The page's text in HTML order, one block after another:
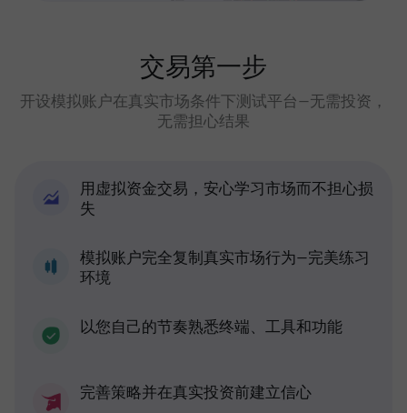
交易第一步
开设模拟账户在真实市场条件下测试平台—无需投资，
无需担心结果
用虚拟资金交易，安心学习市场而不担心损
失
模拟账户完全复制真实市场行为—完美练习
环境
以您自己的节奏熟悉终端、工具和功能
完善策略并在真实投资前建立信心